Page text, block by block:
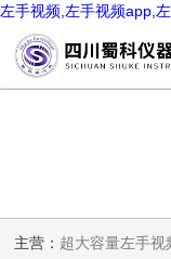
左手视频,左手视频app,
主营： 超大容量左手